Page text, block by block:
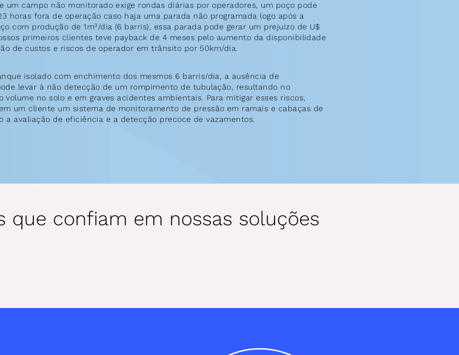
um campo não monitorado exige rondas diárias por operadores, um poço pode
horas fora de operação caso haja uma parada não programada logo após a
com produção de 1m³/dia (6 barris), essa parada pode gerar um prejuízo de U$
primeiros clientes teve payback de 4 meses pelo aumento da disponibilidade
de custos e riscos de operador em trânsito por 50km/dia.
isolado com enchimento dos mesmos 6 barris/dia, a ausência de
levar à não detecção de um rompimento de tubulação, resultando no
volume no solo e em graves acidentes ambientais. Para mitigar esses riscos,
um cliente um sistema de monitoramento de pressão em ramais e cabaças de
a avaliação de eficiência e a detecção precoce de vazamentos.
que confiam em nossas soluções